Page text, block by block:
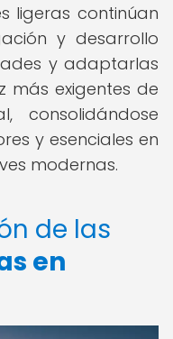
ligeras continúan
y desarrollo
y adaptarlas
exigentes de
consolidándose
y esenciales en
modernas.
de las
en